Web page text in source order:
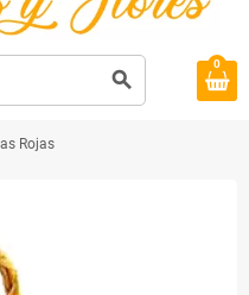
search
0
Rojas